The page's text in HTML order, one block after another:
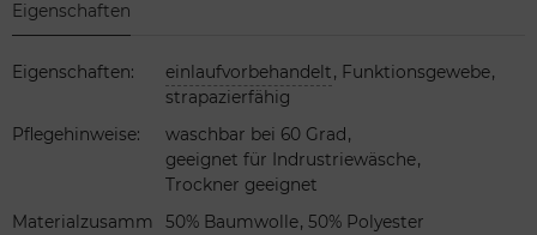
Eigenschaften
Eigenschaften: einlaufvorbehandelt, Funktionsgewebe,
strapazierfähig
Pflegehinweise: waschbar bei 60 Grad ,
geeignet für Indrustriewäsche,
Trockner geeignet
Materialzusamm
50% Baumwolle, 50% Polyester